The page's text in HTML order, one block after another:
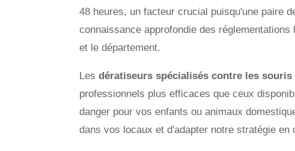
48 heures, un facteur crucial puisqu'une paire
connaissance approfondie des
et le département.
Les dératiseurs spécialisés contre les souris
professionnels plus efficaces que ceux
danger pour vos enfants ou animaux
dans vos locaux et d'adapter notre stratégie